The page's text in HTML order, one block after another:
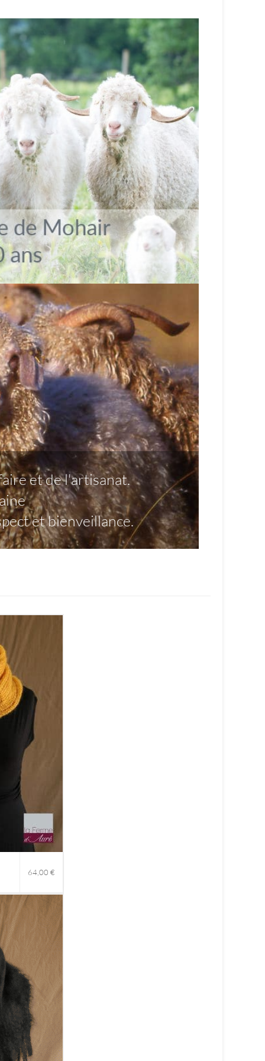
et de l'artisanat.
et bienveillance.
64,00 €